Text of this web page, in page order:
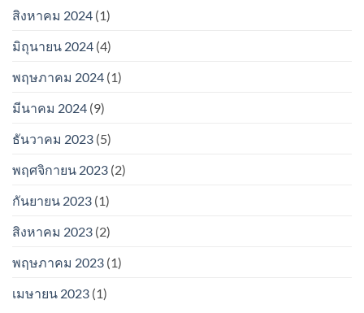
สิงหาคม 2024 (1)
มิถุนายน 2024 (4)
พฤษภาคม 2024 (1)
มีนาคม 2024 (9)
ธันวาคม 2023 (5)
พฤศจิกายน 2023 (2)
กันยายน 2023 (1)
สิงหาคม 2023 (2)
พฤษภาคม 2023 (1)
เมษายน 2023 (1)